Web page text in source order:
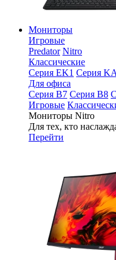
Мониторы
Игровые
Predator Nitro
Классические
Серия EK1 Серия
Для офиса
Серия B7 Серия B8
Игровые
Мониторы Nitro
Для тех, кто
Перейти